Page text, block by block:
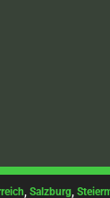
Salzburg,